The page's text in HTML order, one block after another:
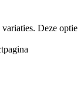
Deze optie